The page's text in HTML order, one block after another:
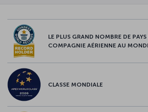
LE PLUS GRAND NOMBRE DE PAYS
COMPAGNIE AÉRIENNE AU
CLASSE MONDIALE